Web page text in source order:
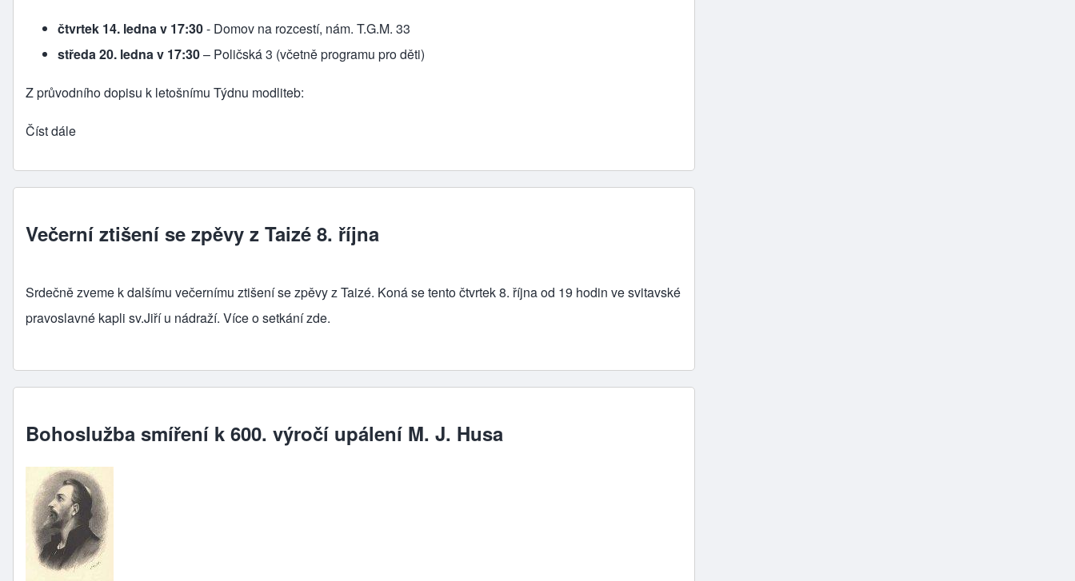
čtvrtek 14. ledna v 17:30- Domov na rozcestí, nám. T.G.M. 33
středa 20. ledna v 17:30– Poličská 3 (včetně programu pro děti)
Z průvodního dopisu k letošnímu Týdnu modliteb:
Číst dále
Večerní ztišení se zpěvy z Taizé 8. října
Srdečně zveme k dalšímu večernímu ztišení se zpěvy z Taizé. Koná se tento čtvrtek 8. října od 19 hodin ve svitavské
pravoslavné kapli sv.Jiří u nádraží. Více o setkánízde.
Bohoslužba smíření k 600. výročí upálení M. J. Husa